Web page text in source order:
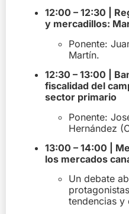
12:00 – 12:30 |
y mercadillos:
Ponente:
Martín.
12:30 – 13:00 |
fiscalidad del
sector primario
Ponente:
Hernández
13:00 – 14:00 |
los mercados
Un debate
tendencias y